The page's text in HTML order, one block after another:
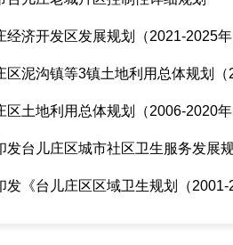
经济开发区发展规划（2021-2025年
区泥沟镇等3镇土地利用总体规划（
区土地利用总体规划（2006-2020
发台儿庄区城市社区卫生服务发展
发《台儿庄区区域卫生规划（